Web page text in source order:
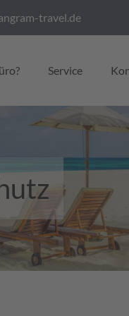
travel.de
Service